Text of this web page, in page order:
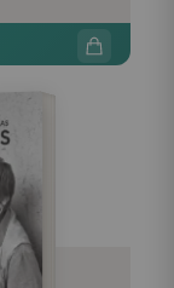
une image et
comme un récit
visuel,
Il s'adresse à
simple
qui vont au-
qui
vous et